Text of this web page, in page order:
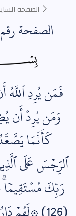
الصفحة
الصفحة رقم 144 مكتوبة بالرسم العثماني
فَمَن يُرِدِ
وَمَن يُرِدۡ أَن
كَأَنَّمَا
رَبِّكَ